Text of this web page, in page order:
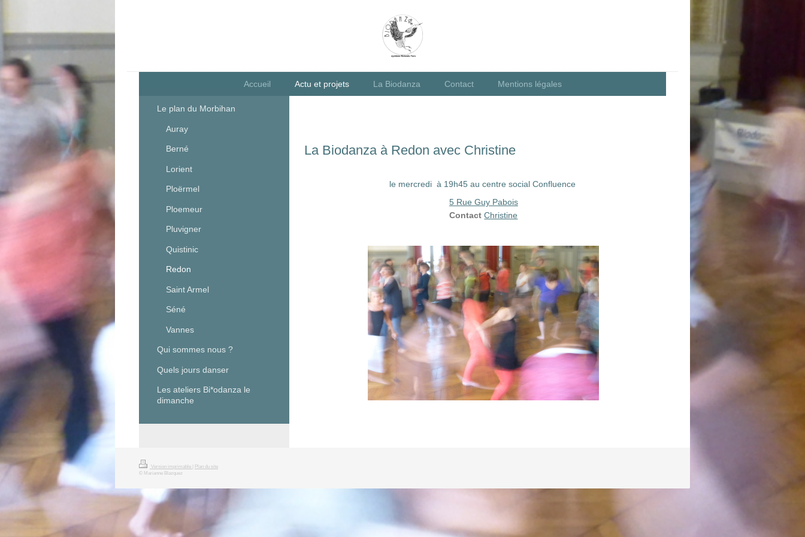
Accueil Actu et projets La Biodanza Contact Mentions légales
La Biodanza à Redon avec Christine
le mercredi à 19h45 au centre social Confluence
5 Rue Guy Pabois
Contact Christine
Le plan du Morbihan
Auray
Berné
Lorient
Ploërmel
Ploemeur
Pluvigner
Quistinic
Redon
Saint Armel
Séné
Vannes
Qui sommes nous ?
Quels jours danser
Les ateliers Bi*odanza le
dimanche
Version imprimable
Plan du site
© Marianne Blazquez